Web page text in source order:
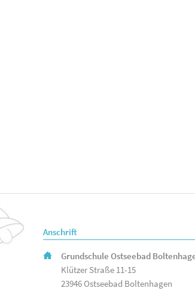
Anschrift
Grundschule Ostseebad
Klützer Straße 11-15
23946 Ostseebad Boltenhagen